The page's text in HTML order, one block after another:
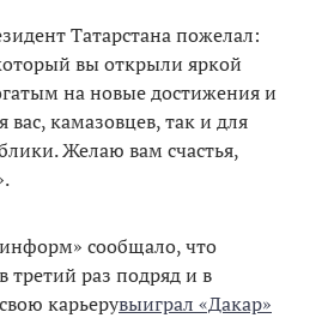
Татарстана пожелал:
вы открыли яркой
на новые достижения и
вас, камазовцев, так и для
Желаю вам счастья,
сообщало, что
третий раз подряд и в
карьерувыиграл «Дакар»